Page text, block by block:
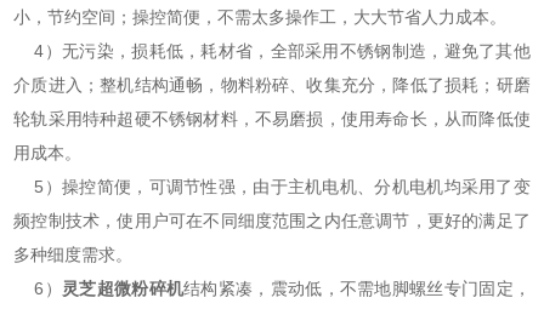
小，节约空间；操控简便，不需太多操作工，大大节省人力成本。
4）无污染，损耗低，耗材省，全部采用不锈钢制造，避免了其他
介质进入；整机结构通畅，物料粉碎、收集充分，降低了损耗；研磨
轮轨采用特种超硬不锈钢材料，不易磨损，使用寿命长，从而降低使
用成本。
5）操控简便，可调节性强，由于主机电机、分机电机均采用了变
频控制技术，使用户可在不同细度范围之内任意调节，更好的满足了
多种细度需求。
6） 灵芝超微粉碎机结构紧凑，震动低，不需地脚螺丝专门固定，